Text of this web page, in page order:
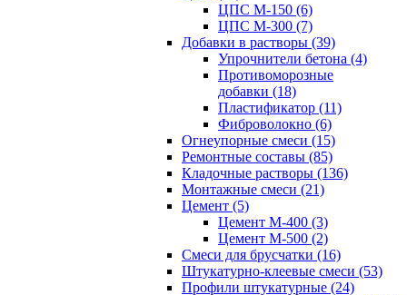
ЦПС М-150 (6)
ЦПС М-300 (7)
Добавки в растворы (39)
Упрочнители бетона (4)
Противоморозные
добавки (18)
Пластификатор (11)
Фиброволокно (6)
Огнеупорные смеси (15)
Ремонтные составы (85)
Кладочные растворы (136)
Монтажные смеси (21)
Цемент (5)
Цемент М-400 (3)
Цемент М-500 (2)
Смеси для брусчатки (16)
Штукатурно-клеевые смеси (53)
Профили штукатурные (24)